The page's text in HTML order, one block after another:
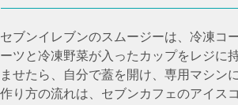
セブンイレブンのスムージーは、冷凍コ
ーツと冷凍野菜が入ったカップをレジに
ませたら、自分で蓋を開け、専用マシン
作り方の流れは、セブンカフェのアイス